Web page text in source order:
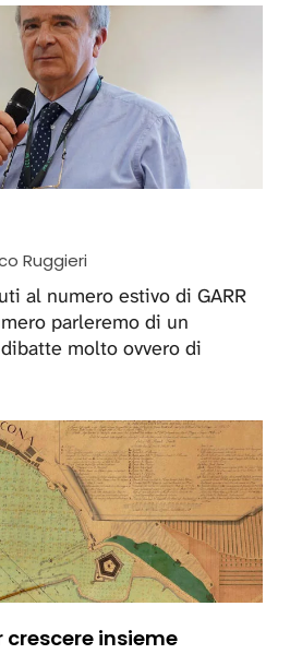
Ruggieri
al numero estivo di GARR
parleremo di un
molto ovvero di
crescere insieme